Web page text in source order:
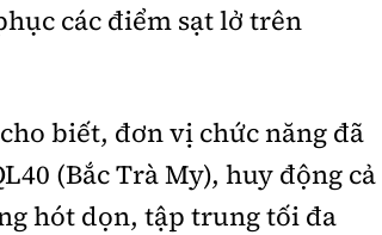
các điểm sạt lở trên
biết, đơn vị chức năng đã
(Bắc Trà My), huy động cả
hót dọn, tập trung tối đa